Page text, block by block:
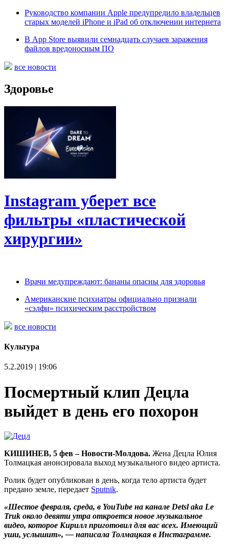
Руководство компании Apple предупредило владельцев
старых моделей iPhone и iPad об отключении интернета
В App Store выявили семнадцать случаев заражения
файлов вредоносным ПО
все новости
Здоровье
Instagram уберет все
фильтры «пластической
хирургии»
Врачи медупреждают: бананы опасны для здоровья
Американские психиатры официально признали
«сэлфи» психическим расстройством
все новости
Культура
5.2.2019 | 19:06
Посмертный клип Децла
выйдет в день его похорон
КИШИНЕВ, 5 фев – Новости-Молдова. Жена Децла Юлия
Толмацкая анонсировала выход музыкального видео артиста.
Ролик будет опубликован в день, когда тело артиста будет
предано земле, передает Sputnik.
«Шестое февраля, среда, в YouTube на канале Detsl aka Le
Truk около девяти утра откроется новое музыкальное
видео, которое Кирилл приготовил для вас всех. Имеющий
уши, услышит», — написала Толмацкая в Инстаграмме.